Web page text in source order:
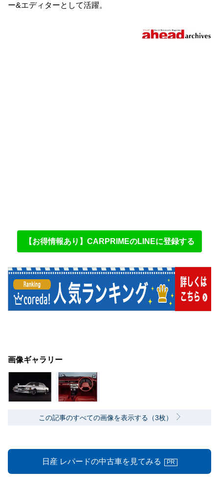
ー&エディターとして活躍。
【お得情報あり】CARPRIMEのLINEに登録する
画像ギャラリー
この記事のすべての画像を表示する（3枚）
日産 レパードの中古車を見てみる PR